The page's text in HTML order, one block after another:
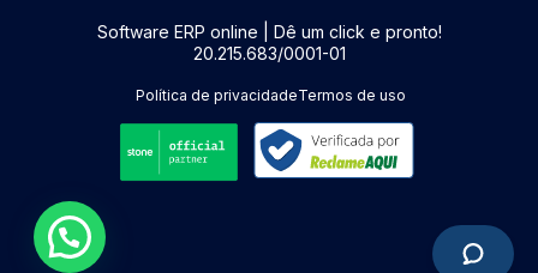
Software ERP online | Dê um click e pronto!
20.215.683/0001-01
Política de privacidadeTermos de uso